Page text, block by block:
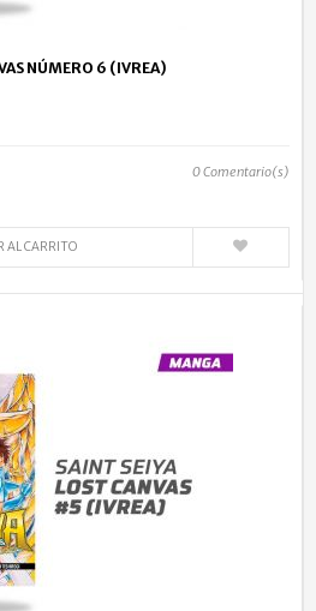
NÚMERO 6 (IVREA)
0Comentario(s)
AL CARRITO